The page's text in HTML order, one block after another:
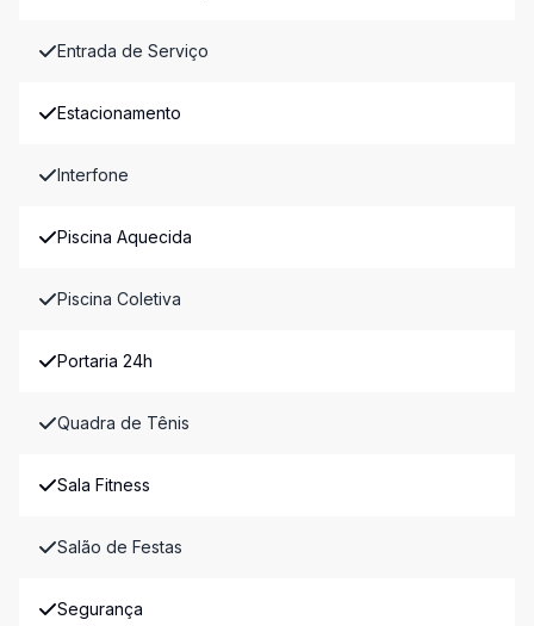
Entrada de Serviço
Estacionamento
Interfone
Piscina Aquecida
Piscina Coletiva
Portaria 24h
Quadra de Tênis
Sala Fitness
Salão de Festas
Segurança